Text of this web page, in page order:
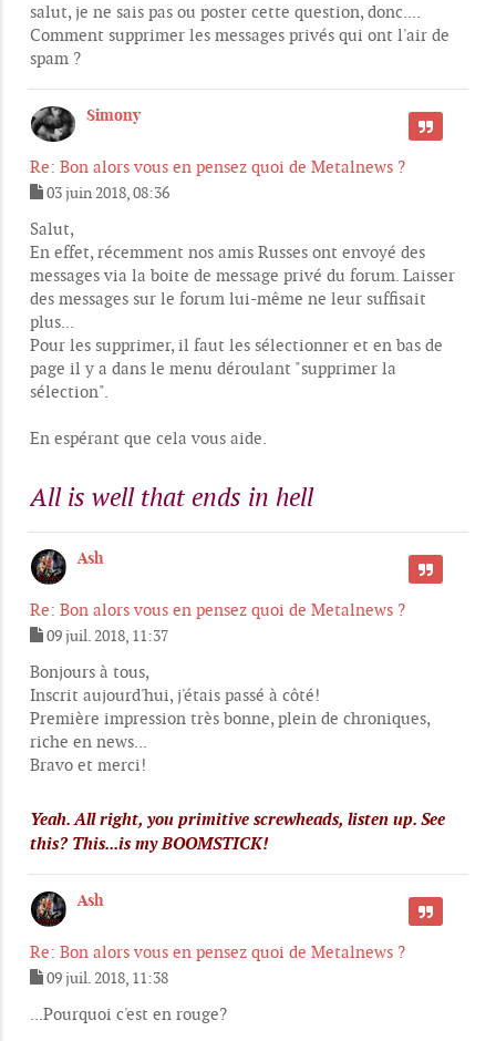
e
s
s
a
salut, je ne sais pas ou poster cette question, donc....
Comment supprimer les messages privés qui ont l'air de
spam ?
Simony
Re: Bon alors vous en pensez quoi de Metalnews ?
CITER
e
s
s
a
g
03 juin 2018, 08:36
Salut,
En effet, récemment nos amis Russes ont envoyé des
messages via la boite de message privé du forum. Laisser
des messages sur le forum lui-même ne leur suffisait
plus...
Pour les supprimer, il faut les sélectionner et en bas de
page il y a dans le menu déroulant "supprimer la
sélection".
En espérant que cela vous aide.
All is well that ends in hell
Ash
Re: Bon alors vous en pensez quoi de Metalnews ?
CITER
e
s
s
a
g
e
09 juil. 2018, 11:37
Bonjours à tous,
Inscrit aujourd'hui, j'étais passé à côté!
Première impression très bonne, plein de chroniques,
riche en news...
Bravo et merci!
Yeah. All right, you primitive screwheads, listen up. See
this? This...is my BOOMSTICK!
Ash
Re: Bon alors vous en pensez quoi de Metalnews ?
CITER
09 juil. 2018, 11:38
...Pourquoi c'est en rouge?